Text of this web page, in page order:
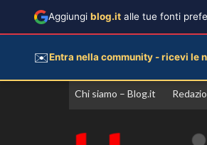
Vai
Chi siamo – Blog.it
Aggiungi blog.it alle tue fonti
✉️Entra nella community - ricevi le